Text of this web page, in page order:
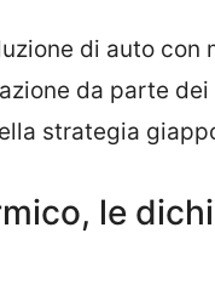
di auto con
da parte
strategia
le